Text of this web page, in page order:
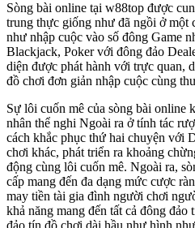
Sòng bài online tại w88top được
trung thực giống như đã ngồi ở một
như nhập cuộc vào số đông Game
Blackjack, Poker với đông đảo
diện được phát hành với trực quan,
đồ chơi đơn giản nhập cuộc cùng
Sự lôi cuốn mê của sòng bài online
nhân thể nghi Ngoài ra ở tính tác
cách khắc phục thứ hai chuyện với
chơi khác, phát triển ra khoảng
động cùng lôi cuốn mê. Ngoài ra,
cấp mang đến đa dạng mức cược
may tiền tài gia đình người chơi
khả năng mang đến tất cả đông